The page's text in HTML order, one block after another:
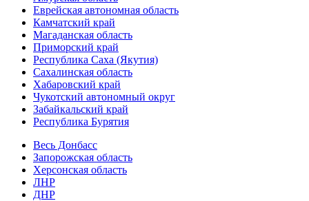
Еврейская автономная область
Камчатский край
Магаданская область
Приморский край
Республика Саха (Якутия)
Сахалинская область
Хабаровский край
Чукотский автономный округ
Забайкальский край
Республика Бурятия
Весь Донбасс
Запорожская область
Херсонская область
ЛНР
ДНР